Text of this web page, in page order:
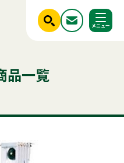
探す
閉じる
ンチフライヤー椅子
品一覧